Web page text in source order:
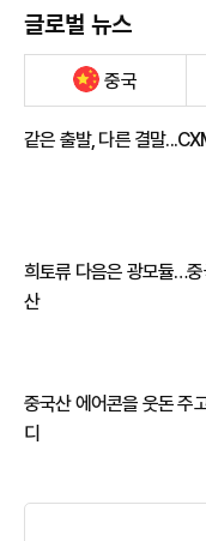
글로벌 뉴스
중국
같은 출발, 다른 결말
희토류 다음은 광모듈…
산
중국산 에어콘을 웃돈 주
디